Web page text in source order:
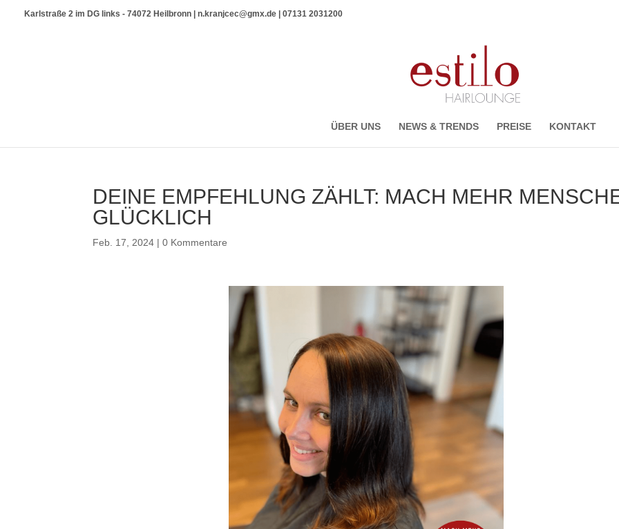
Karlstraße 2 im DG links - 74072 Heilbronn | n.kranjcec@gmx.de | 07131 2031200
ÜBER UNS NEWS & TRENDS PREISE KONTAKT
DEINE EMPFEHLUNG ZÄHLT: MACH MEHR
GLÜCKLICH
Feb. 17, 2024 |0 Kommentare